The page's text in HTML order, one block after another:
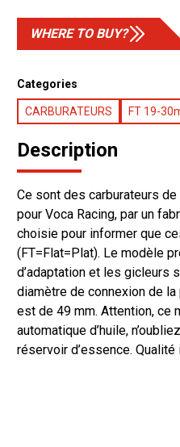
WHERE TO BUY?
Categories
CARBURATEURS FT 19-
Description
Ce sont des carburateurs
pour Voca Racing, par un
choisie pour informer que
(FT=Flat=Plat). Le modèle
d’adaptation et les gicleurs
diamètre de connexion de
est de 49 mm. Attention, ce
automatique d’huile,
réservoir d’essence.